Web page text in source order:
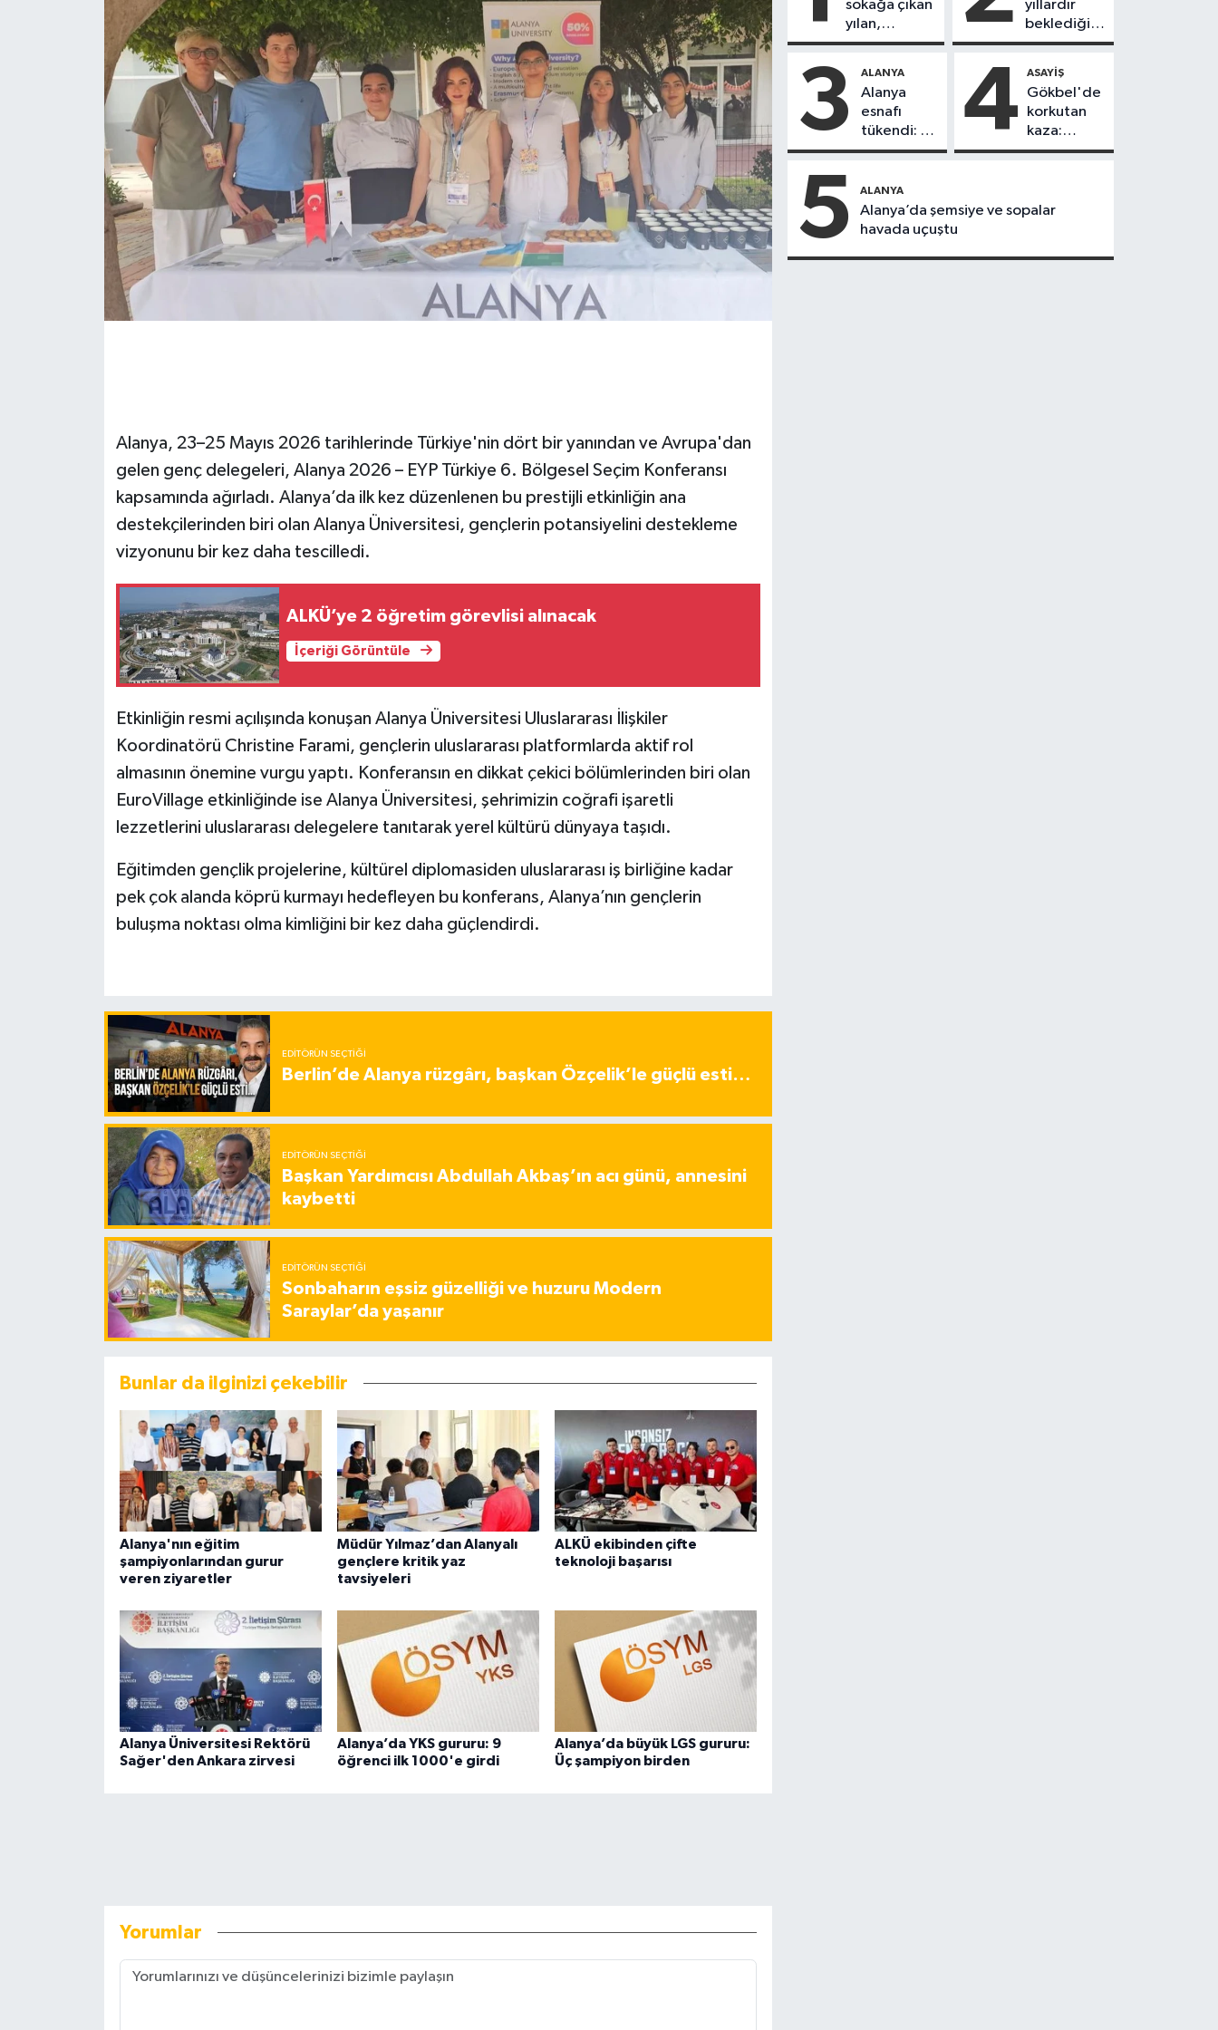
Alanya, 23–25 Mayıs 2026 tarihlerinde Türkiye'nin dört bir yanından ve Avrupa'dan
gelen genç delegeleri, Alanya 2026 – EYP Türkiye 6. Bölgesel Seçim Konferansı
kapsamında ağırladı. Alanya’da ilk kez düzenlenen bu prestijli etkinliğin ana
destekçilerinden biri olan Alanya Üniversitesi, gençlerin potansiyelini destekleme
vizyonunu bir kez daha tescilledi.
ALKÜ’ye 2 öğretim görevlisi alınacak
İçeriği Görüntüle
Etkinliğin resmi açılışında konuşan Alanya Üniversitesi Uluslararası İlişkiler
Koordinatörü Christine Farami, gençlerin uluslararası platformlarda aktif rol
almasının önemine vurgu yaptı. Konferansın en dikkat çekici bölümlerinden biri olan
EuroVillage etkinliğinde ise Alanya Üniversitesi, şehrimizin coğrafi işaretli
lezzetlerini uluslararası delegelere tanıtarak yerel kültürü dünyaya taşıdı.
Eğitimden gençlik projelerine, kültürel diplomasiden uluslararası iş birliğine kadar
pek çok alanda köprü kurmayı hedefleyen bu konferans, Alanya’nın gençlerin
buluşma noktası olma kimliğini bir kez daha güçlendirdi.
EDITÖRÜN SEÇTIĞI
Berlin’de Alanya rüzgârı, başkan Özçelik’le güçlü esti…
EDITÖRÜN SEÇTIĞI
Başkan Yardımcısı Abdullah Akbaş’ın acı günü, annesini
kaybetti
EDITÖRÜN SEÇTIĞI
Sonbaharın eşsiz güzelliği ve huzuru Modern
Saraylar’da yaşanır
Bunlar da ilginizi çekebilir
Alanya'nın eğitim
şampiyonlarından gurur
veren ziyaretler
Müdür Yılmaz’dan Alanyalı
gençlere kritik yaz
tavsiyeleri
ALKÜ ekibinden çifte
teknoloji başarısı
Alanya Üniversitesi Rektörü
Sağer'den Ankara zirvesi
Alanya’da YKS gururu: 9
öğrenci ilk 1000'e girdi
Alanya’da büyük LGS gururu:
Üç şampiyon birden
Yorumlar
sokağa çıkan
yılan,
vatandaşı
yıllardır
beklediği
yol askıdan
3 ALANYA
Alanya
esnafı
tükendi: 1
ayda 150
kapandı
4 ASAYIŞ
Gökbel'de
korkutan
kaza:
Başkanın
çarptı
5 ALANYA
Alanya’da şemsiye ve sopalar
havada uçuştu